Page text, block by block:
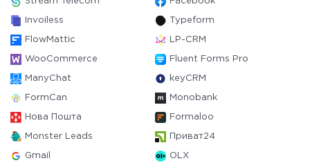
Invoiless Typeform
FlowMattic LP-CRM
WooCommerce Fluent Forms Pro
ManyChat keyCRM
FormCan Monobank
Нова Пошта Formaloo
Monster Leads Приват24
Gmail OLX